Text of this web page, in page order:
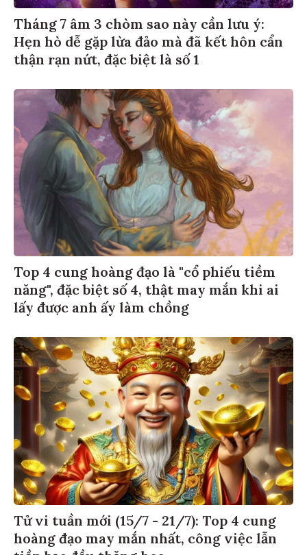
Tháng 7 âm 3 chòm sao này cần lưu ý:
Hẹn hò dễ gặp lừa đảo mà đã kết hôn cẩn
thận rạn nứt, đặc biệt là số 1
Top 4 cung hoàng đạo là "cổ phiếu tiềm
năng", đặc biệt số 4, thật may mắn khi ai
lấy được anh ấy làm chồng
Tử vi tuần mới (15/7 - 21/7): Top 4 cung
hoàng đạo may mắn nhất, công việc lẫn